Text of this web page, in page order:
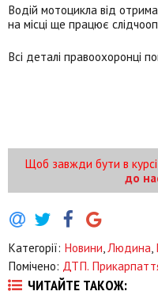
Водій мотоцикла від
на місці ще працює
Всі деталі правоохоронці
Щоб завжди бути в
до
Категорії: Новини Людина
Помічено: ДТП.
ЧИТАЙТЕ ТАКОЖ: